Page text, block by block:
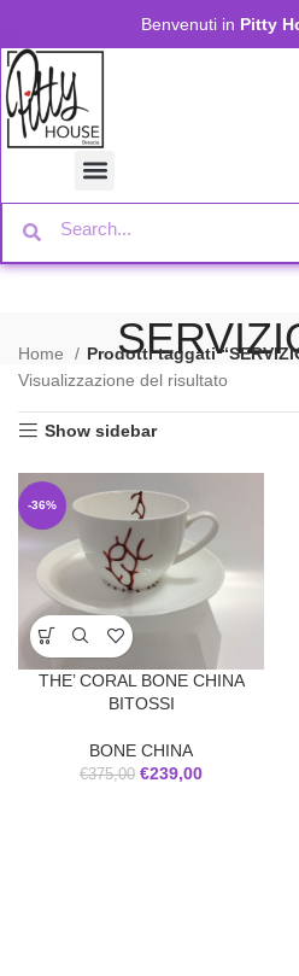
Benvenuti in Pitty
Home
Prodotti taggati
Visualizzazione del risultato
Show sidebar
-36%
THE’ CORAL BONE CHINA
BITOSSI
BONE CHINA
€375,00 €239,00